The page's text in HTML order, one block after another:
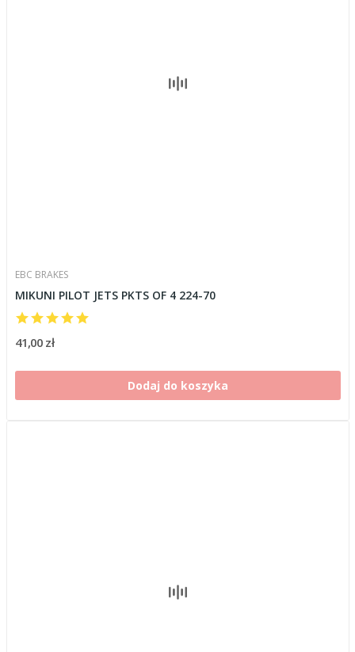
EBC BRAKES
MIKUNI PILOT JETS PKTS OF 4 224-70
41,00 zł
Dodaj do koszyka